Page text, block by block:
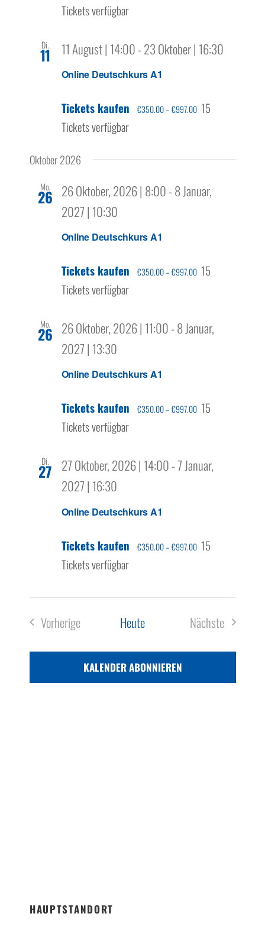
Tickets verfügbar
Di.
11
Online Deutschkurs A1
11 August | 14:00-23 Oktober | 16:30
Tickets kaufen €350.00 – €997.00 15
Tickets verfügbar
Oktober 2026
Mo.
26
Online Deutschkurs A1
26 Oktober, 2026 | 8:00-8 Januar,
2027 | 10:30
Tickets kaufen €350.00 – €997.00 15
Tickets verfügbar
Mo.
26
Online Deutschkurs A1
26 Oktober, 2026 | 11:00-8 Januar,
2027 | 13:30
Tickets kaufen €350.00 – €997.00 15
Tickets verfügbar
Di.
27
Online Deutschkurs A1
27 Oktober, 2026 | 14:00-7 Januar,
2027 | 16:30
Tickets kaufen €350.00 – €997.00 15
Tickets verfügbar
Vorherige
Heute
Nächste
KALENDER ABONNIEREN
HAUPTSTANDORT